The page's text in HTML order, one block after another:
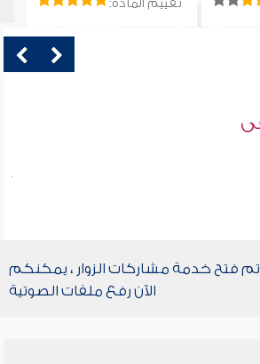
تقييم المادة:
تم فتح خدمة مشاركات الزوار ، يمكنكم
الآن رفع ملفات الصوتية